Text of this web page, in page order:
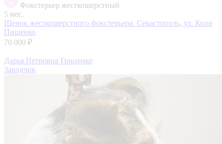
Фокстерьер жесткошерстный
5 мес.
Щенок жесткошерстного фокстерьера. Севастополь, ул. Коли
Пищенко
70 000 ₽
Дарья Петровна Гриценко
Заводчик